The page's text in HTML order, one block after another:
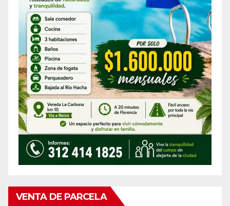
VENTA DE PARCELA